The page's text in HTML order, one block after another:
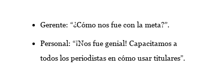
Gerente: “¿Cómo nos fue con la meta?”.
Personal: “¡Nos fue genial! Capacitamos a
todos los periodistas en cómo usar titulares”.